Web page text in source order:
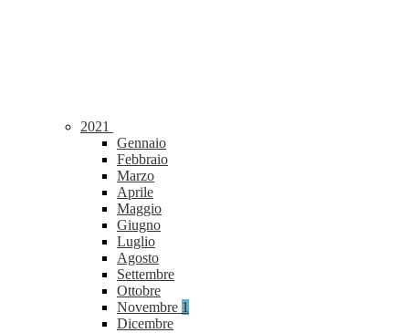
2021
Gennaio
Febbraio
Marzo
Aprile
Maggio
Giugno
Luglio
Agosto
Settembre
Ottobre
Novembre 1
Dicembre